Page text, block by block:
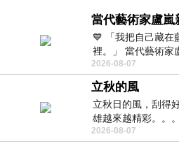
💙 「我把自己藏在
裡。」 當代藝術家
抽象韻味的新作中
2026-08-07
立秋的風
立秋日的風，刮得
雄越來越精彩。。
天的風刮得很熱 夜
2026-08-07